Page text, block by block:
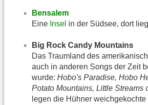
Bensalem
Eine Insel in der Südsee, dort
Big Rock Candy Mountains
Das Traumland des
auch in anderen Songs der Zeit
wurde: Hobo's Paradise, Hobo
Potato Mountains, Little Streams
legen die Hühner weichgekochte